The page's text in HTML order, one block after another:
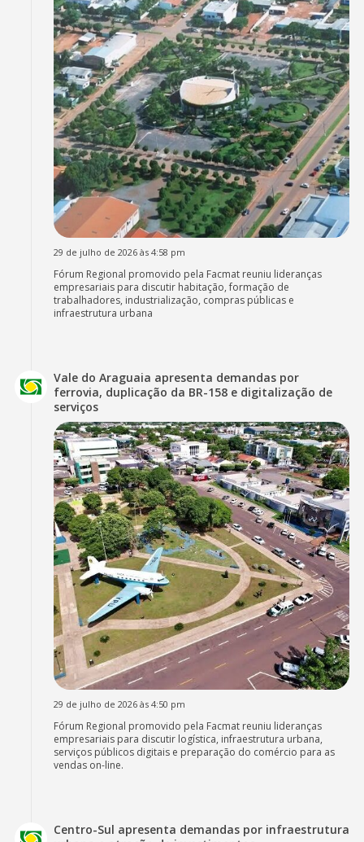
29 de julho de 2026 às 4:58 pm
Fórum Regional promovido pela Facmat reuniu lideranças
empresariais para discutir habitação, formação de
trabalhadores, industrialização, compras públicas e
infraestrutura urbana
Vale do Araguaia apresenta demandas por
ferrovia, duplicação da BR-158 e digitalização de
serviços
29 de julho de 2026 às 4:50 pm
Fórum Regional promovido pela Facmat reuniu lideranças
empresariais para discutir logística, infraestrutura urbana,
serviços públicos digitais e preparação do comércio para as
vendas on-line.
Centro-Sul apresenta demandas por infraestrutura